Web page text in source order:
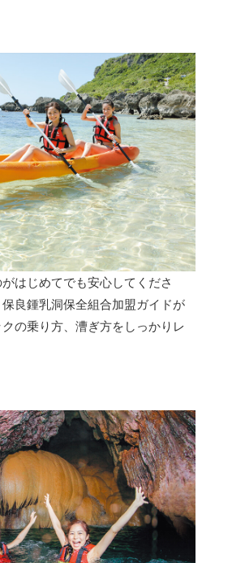
はじめてでも安心してくださ
良鍾乳洞保全組合加盟ガイドが
の乗り方、漕ぎ方をしっかりレ